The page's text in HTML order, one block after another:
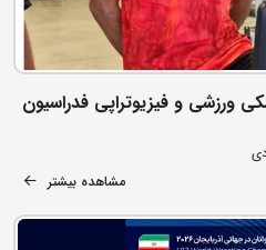
ورزشی و فیزیوتراپی فدراسیون
مشاهده بیشتر